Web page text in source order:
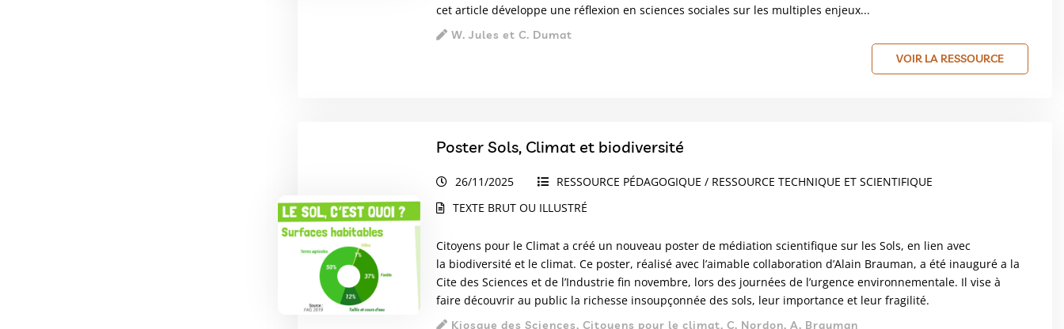
cet article développe une réflexion en sciences sociales sur les multiples enjeux...
W. Jules et C. Dumat
VOIR LA RESSOURCE
Poster Sols, Climat et biodiversité
26/11/2025
RESSOURCE PÉDAGOGIQUE / RESSOURCE TECHNIQUE ET SCIENTIFIQUE
TEXTE BRUT OU ILLUSTRÉ
Citoyens pour le Climat a créé un nouveau poster de médiation scientifique sur les Sols, en lien avec
la biodiversité et le climat. Ce poster, réalisé avec l’aimable collaboration d’Alain Brauman, a été inauguré a la
Cite des Sciences et de l’Industrie fin novembre, lors des journées de l’urgence environnementale. Il vise à
faire découvrir au public la richesse insoupçonnée des sols, leur importance et leur fragilité.
Kiosque des Sciences, Citoyens pour le climat, C. Nordon, A. Brauman